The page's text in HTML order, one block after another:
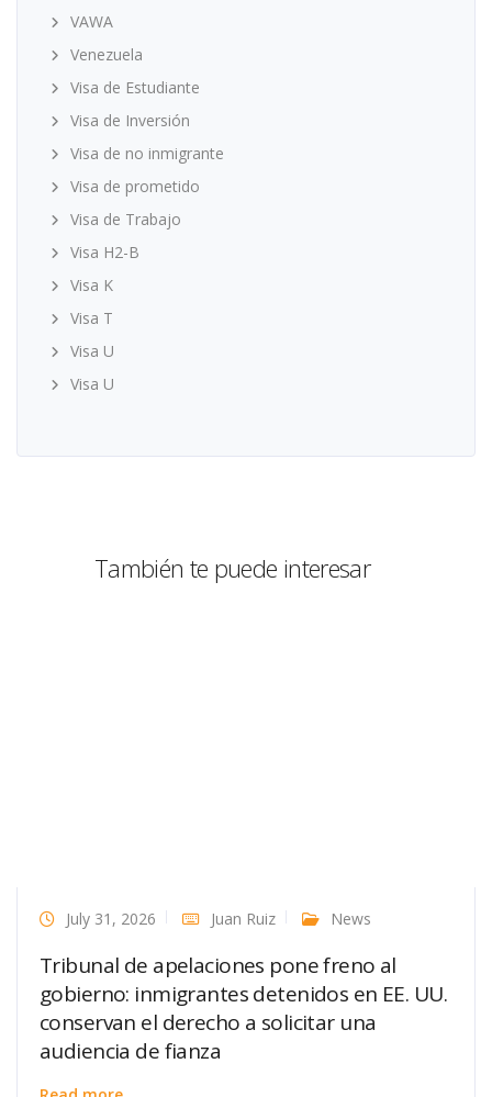
VAWA
Venezuela
Visa de Estudiante
Visa de Inversión
Visa de no inmigrante
Visa de prometido
Visa de Trabajo
Visa H2-B
Visa K
Visa T
Visa U
Visa U
También te puede interesar
July 31, 2026 Juan Ruiz News
Tribunal de apelaciones pone freno al
gobierno: inmigrantes detenidos en EE. UU.
conservan el derecho a solicitar una
audiencia de fianza